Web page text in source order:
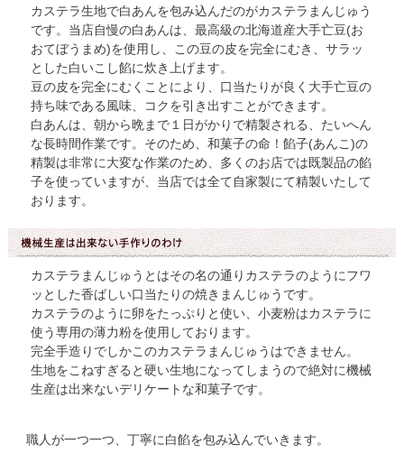
カステラ生地で白あんを包み込んだのがカステラまんじゅう
です。当店自慢の白あんは、最高級の北海道産大手亡豆(お
おてぼうまめ)を使用し、この豆の皮を完全にむき、サラッ
とした白いこし餡に炊き上げます。
豆の皮を完全にむくことにより、口当たりが良く大手亡豆の
持ち味である風味、コクを引き出すことができます。
白あんは、朝から晩まで１日がかりで精製される、たいへん
な長時間作業です。そのため、和菓子の命！餡子(あんこ)の
精製は非常に大変な作業のため、多くのお店では既製品の餡
子を使っていますが、当店では全て自家製にて精製いたして
おります。
カステラまんじゅうとはその名の通りカステラのようにフワ
ッとした香ばしい口当たりの焼きまんじゅうです。
カステラのように卵をたっぷりと使い、小麦粉はカステラに
使う専用の薄力粉を使用しております。
完全手造りでしかこのカステラまんじゅうはできません。
生地をこねすぎると硬い生地になってしまうので絶対に機械
生産は出来ないデリケートな和菓子です。
職人が一つ一つ、丁寧に白餡を包み込んでいきます。